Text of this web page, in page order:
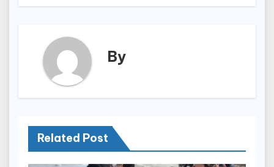
By
Related Post